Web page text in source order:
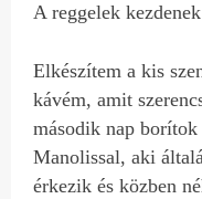
A reggelek
Elkészítem a kis
kávém, amit
második nap
Manolissal, aki
érkezik és közben